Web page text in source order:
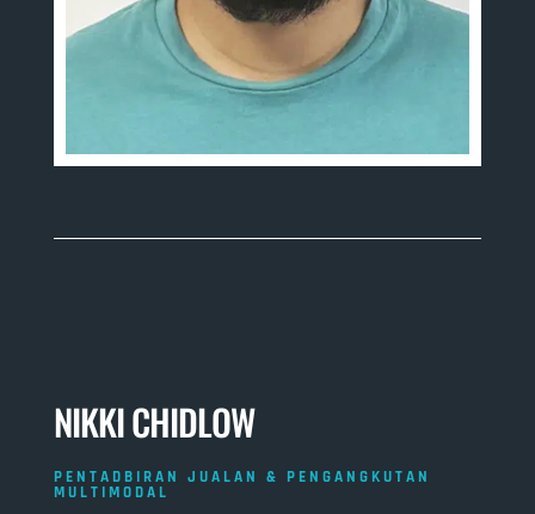
NIKKI CHIDLOW
PENTADBIRAN JUALAN & PENGANGKUTAN
MULTIMODAL